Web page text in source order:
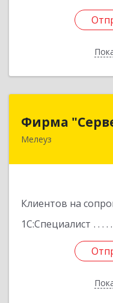
Фирма
Мелеуз
Клиентов на
1С:Специалист
453852,